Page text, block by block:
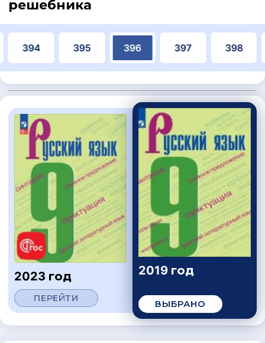
решебника
394 395 396 397 398
2023 год
ПЕРЕЙТИ
2019 год
ВЫБРАНО